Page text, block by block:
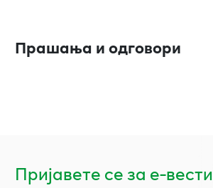
Прашања и одговори
Пријавете се за е-вести